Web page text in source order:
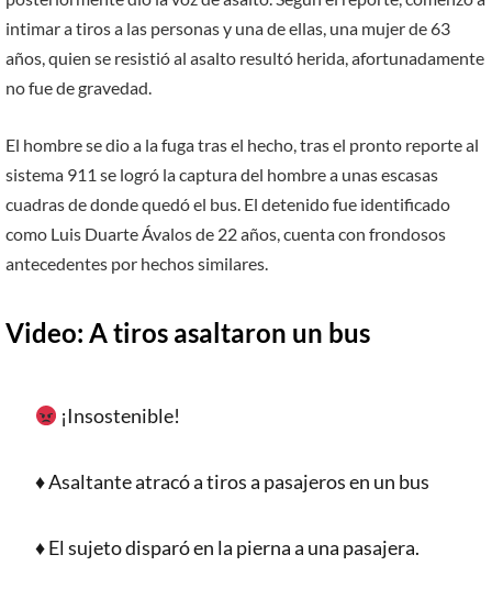
intimar a tiros a las personas y una de ellas, una mujer de 63
años, quien se resistió al asalto resultó herida, afortunadamente
no fue de gravedad.
El hombre se dio a la fuga tras el hecho, tras el pronto reporte al
sistema 911 se logró la captura del hombre a unas escasas
cuadras de donde quedó el bus. El detenido fue identificado
como Luis Duarte Ávalos de 22 años, cuenta con frondosos
antecedentes por hechos similares.
Video: A tiros asaltaron un bus
¡Insostenible!
♦️ Asaltante atracó a tiros a pasajeros en un bus
♦️ El sujeto disparó en la pierna a una pasajera.